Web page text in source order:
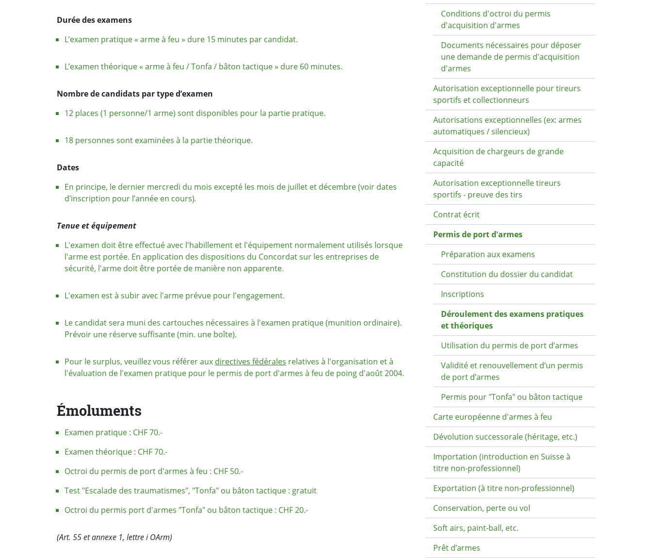
Durée des examens
L’examen pratique « arme à feu » dure 15 minutes par candidat.
L’examen théorique « arme à feu / Tonfa / bâton tactique » dure 60 minutes.
Nombre de candidats par type d’examen
12 places (1 personne/1 arme) sont disponibles pour la partie pratique.
18 personnes sont examinées à la partie théorique.
Dates
En principe, le dernier mercredi du mois excepté les mois de juillet et décembre (voir dates
d’inscription pour l’année en cours).
Tenue et équipement
L'examen doit être effectué avec l'habillement et l'équipement normalement utilisés lorsque
l'arme est portée. En application des dispositions du Concordat sur les entreprises de
sécurité, l'arme doit être portée de manière non apparente.
L'examen est à subir avec l'arme prévue pour l'engagement.
Le candidat sera muni des cartouches nécessaires à l'examen pratique (munition ordinaire).
Prévoir une réserve suffisante (min. une boîte).
Pour le surplus, veuillez vous référer aux directives fédérales relatives à l'organisation et à
l'évaluation de l'examen pratique pour le permis de port d'armes à feu de poing d'août 2004.
Émoluments
Examen pratique : CHF 70.-
Examen théorique : CHF 70.-
Octroi du permis de port d'armes à feu : CHF 50.-
Test "Escalade des traumatismes", "Tonfa" ou bâton tactique : gratuit
Octroi du permis port d'armes "Tonfa" ou bâton tactique : CHF 20.-
(Art. 55 et annexe 1, lettre i OArm)
Conditions d'octroi du permis
d'acquisition d'armes
Documents nécessaires pour déposer
une demande de permis d'acquisition
d'armes
Autorisation exceptionnelle pour tireurs
sportifs et collectionneurs
Autorisations exceptionnelles (ex: armes
automatiques / silencieux)
Acquisition de chargeurs de grande
capacité
Autorisation exceptionnelle tireurs
sportifs - preuve des tirs
Contrat écrit
Permis de port d'armes
Préparation aux examens
Constitution du dossier du candidat
Inscriptions
Déroulement des examens pratiques
et théoriques
Utilisation du permis de port d’armes
Validité et renouvellement d’un permis
de port d’armes
Permis pour "Tonfa" ou bâton tactique
Carte européenne d'armes à feu
Dévolution successorale (héritage, etc.)
Importation (introduction en Suisse à
titre non-professionnel)
Exportation (à titre non-professionnel)
Conservation, perte ou vol
Soft airs, paint-ball, etc.
Prêt d’armes